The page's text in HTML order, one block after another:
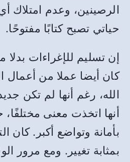
الرصينين، وعدم امتلاك
حياتي تصبح كتابًا مفتوحًا.
إن تسليم للإغراءات بدلا
كان أيضا عملا من أعمال
الله، رغم أنها لم تكن
أنها اتخذت معنى مختلفًا،
بأمانة وتواضع أكبر. كان
بمثابة تغيير. ومع مرور